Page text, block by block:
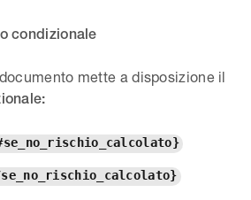
condizionale
mette a disposizione il